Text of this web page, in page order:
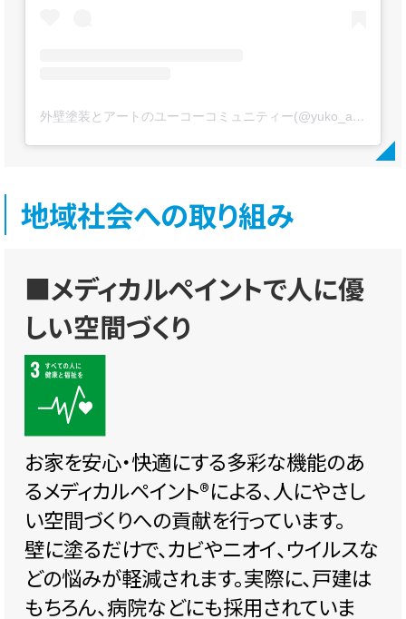
外壁塗装とアートのユーコーコミュニティー(@yuko_artpaint)がシェアした投稿
地域社会への取り組み
■メディカルペイントで人に優
しい空間づくり
お家を安心・快適にする多彩な機能のあ
るメディカルペイント®️による、人にやさし
い空間づくりへの貢献を行っています。
壁に塗るだけで、カビやニオイ、ウイルスな
どの悩みが軽減されます。実際に、戸建は
もちろん、病院などにも採用されていま